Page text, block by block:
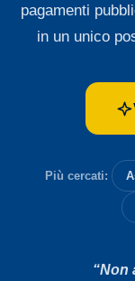
pagamenti
in un unico
Più cercati:
“Non